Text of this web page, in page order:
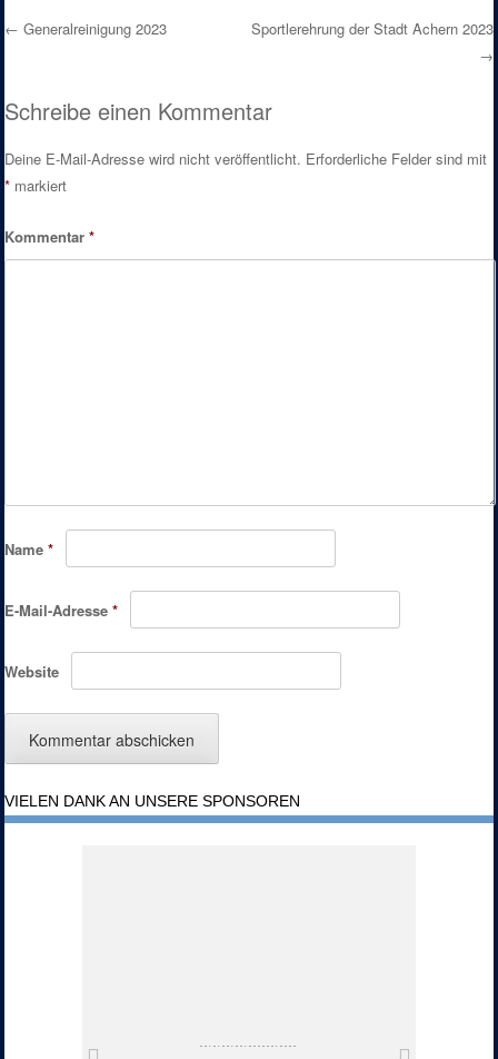
← Generalreinigung 2023
Sportlerehrung der Stadt Achern 2023
→
Schreibe einen Kommentar
Deine E-Mail-Adresse wird nicht veröffentlicht. Erforderliche Felder sind mit
* markiert
Kommentar*
Name*
E-Mail-Adresse*
Website
VIELEN DANK AN UNSERE SPONSOREN